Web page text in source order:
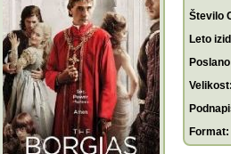
Število
Leto
Format: